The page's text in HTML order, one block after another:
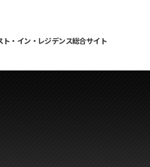
ト・イン・レジデンス総合サイト